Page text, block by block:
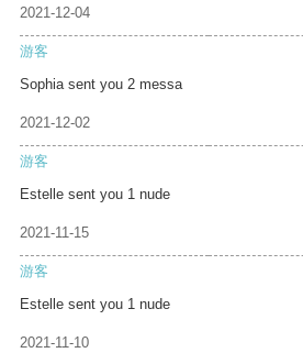
2021-12-04
游客
Sophia sent you 2 messa
2021-12-02
游客
Estelle sent you 1 nude
2021-11-15
游客
Estelle sent you 1 nude
2021-11-10